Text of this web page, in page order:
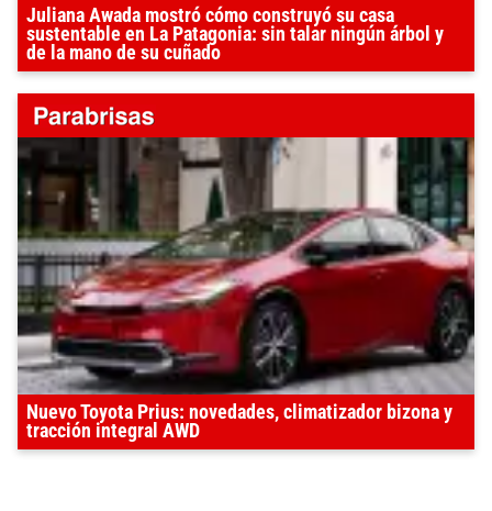
Juliana Awada mostró cómo construyó su casa
sustentable en La Patagonia: sin talar ningún árbol y
de la mano de su cuñado
Nuevo Toyota Prius: novedades, climatizador bizona y
tracción integral AWD